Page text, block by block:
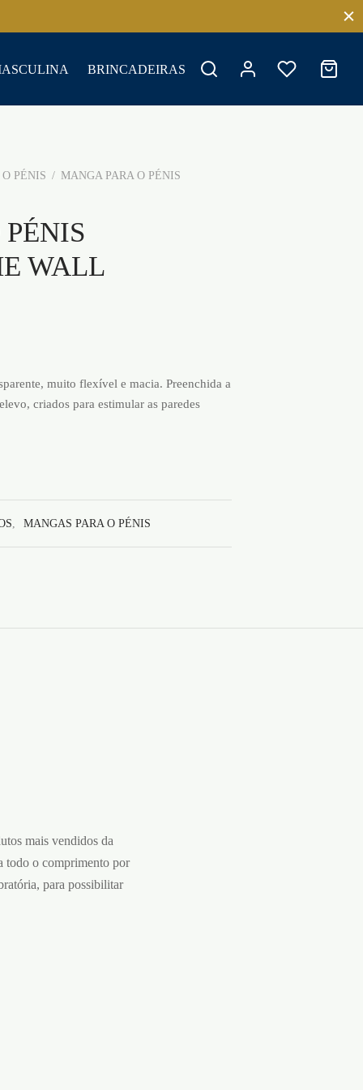
BRINCADEIRAS
PÉNIS / MANGA PARA O PÉNIS
WALL
muito flexível e macia. Preenchida a
criados para estimular as paredes
, MANGAS PARA O PÉNIS
mais vendidos da
todo o comprimento por
para possibilitar